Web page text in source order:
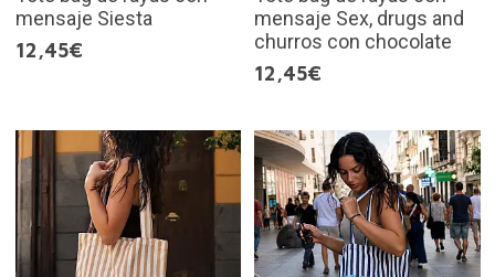
mensaje Siesta
12,45€
mensaje Sex, drugs and
churros con chocolate
12,45€